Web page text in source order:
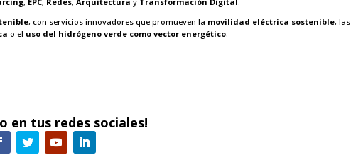
, con servicios innovadores que promueven la movilidad eléctrica sostenible, las
o el uso del hidrógeno verde como vector energético.
en tus redes sociales!